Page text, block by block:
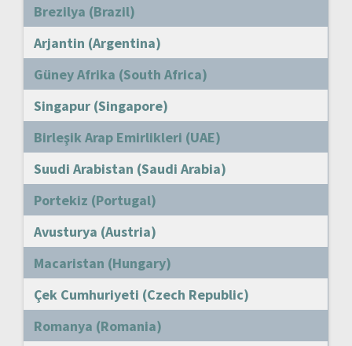
Brezilya (Brazil)
Arjantin (Argentina)
Güney Afrika (South Africa)
Singapur (Singapore)
Birleşik Arap Emirlikleri (UAE)
Suudi Arabistan (Saudi Arabia)
Portekiz (Portugal)
Avusturya (Austria)
Macaristan (Hungary)
Çek Cumhuriyeti (Czech Republic)
Romanya (Romania)